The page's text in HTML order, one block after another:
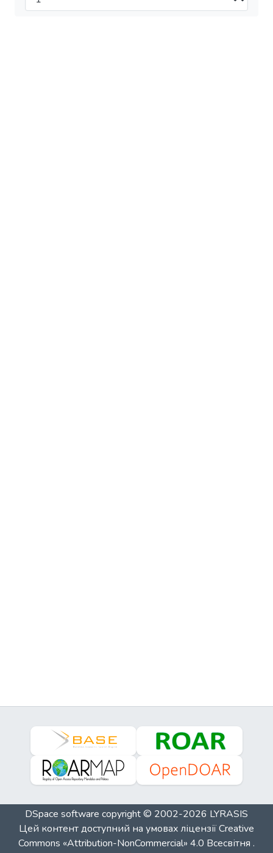
DSpace software copyright © 2002-2026 LYRASIS
Цей контент доступний на умовах ліцензіїCreative
Commons «Attribution-NonCommercial» 4.0 Всесвітня .